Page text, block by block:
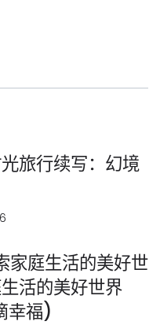
旅行续写：幻境
家庭生活的美好世
活的美好世界
幸福)